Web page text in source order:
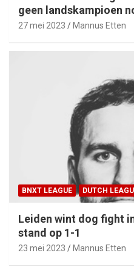
geen landskampioen
27 mei 2023 Mannus Etten
BNXT LEAGUE DUTCH
Leiden wint dog fight
stand op 1-1
23 mei 2023 Mannus Etten